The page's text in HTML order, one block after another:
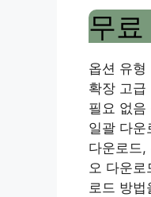
무료
옵션 유형
확장 고급
필요 없음
일괄 다
다운로드
오 다운로
로드 방법